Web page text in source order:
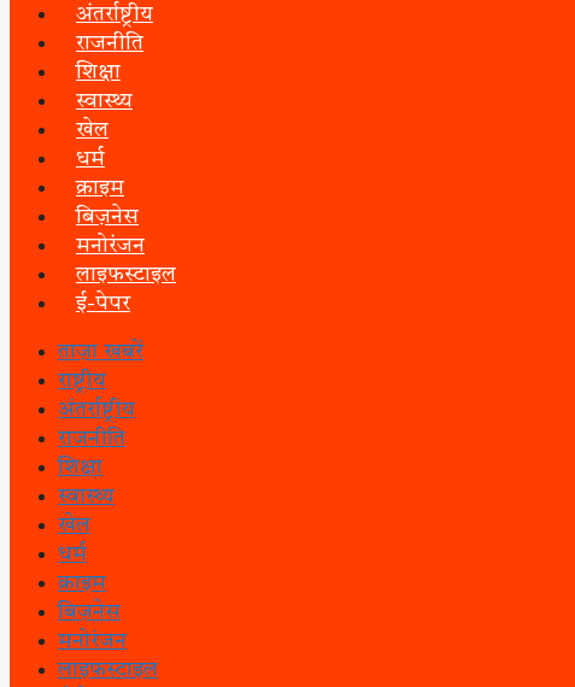
अंतर्राष्ट्रीय
राजनीति
शिक्षा
स्वास्थ्य
खेल
धर्म
क्राइम
बिज़नेस
मनोरंजन
लाइफस्टाइल
ई-पेपर
ताज़ा खबरें
राष्ट्रीय
अंतर्राष्ट्रीय
राजनीति
शिक्षा
स्वास्थ्य
खेल
धर्म
क्राइम
बिज़नेस
मनोरंजन
लाइफस्टाइल